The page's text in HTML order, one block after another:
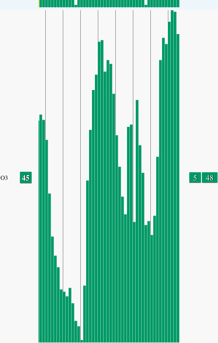
O3 45 5 48